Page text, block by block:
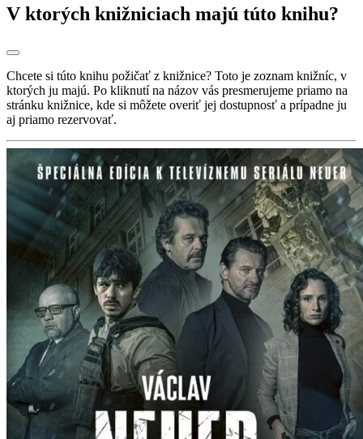
V ktorých knižniciach majú túto knihu?
Chcete si túto knihu požičať z knižnice? Toto je zoznam knižníc, v
ktorých ju majú. Po kliknutí na názov vás presmerujeme priamo na
stránku knižnice, kde si môžete overiť jej dostupnosť a prípadne ju
aj priamo rezervovať.